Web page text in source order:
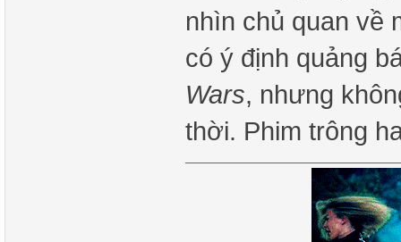
nhìn chủ quan về
có ý định quảng
Wars, nhưng
thời. Phim trông